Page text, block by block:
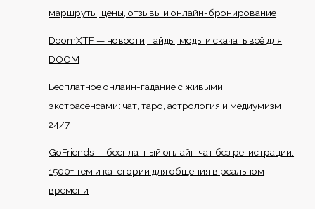
маршруты, цены, отзывы и онлайн-бронирование
DoomXTF — новости, гайды, моды и скачать всё для
DOOM
Бесплатное онлайн-гадание с живыми
экстрасенсами: чат, таро, астрология и медиумизм
24/7
GoFriends — бесплатный онлайн чат без регистрации:
1500+ тем и категории для общения в реальном
времени